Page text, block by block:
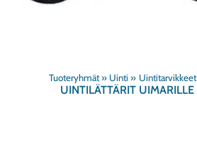
Tuoteryhmät‪» Uinti ‪» Uintitarvikkeet
UINTILÄTTÄRIT UIMARILLE